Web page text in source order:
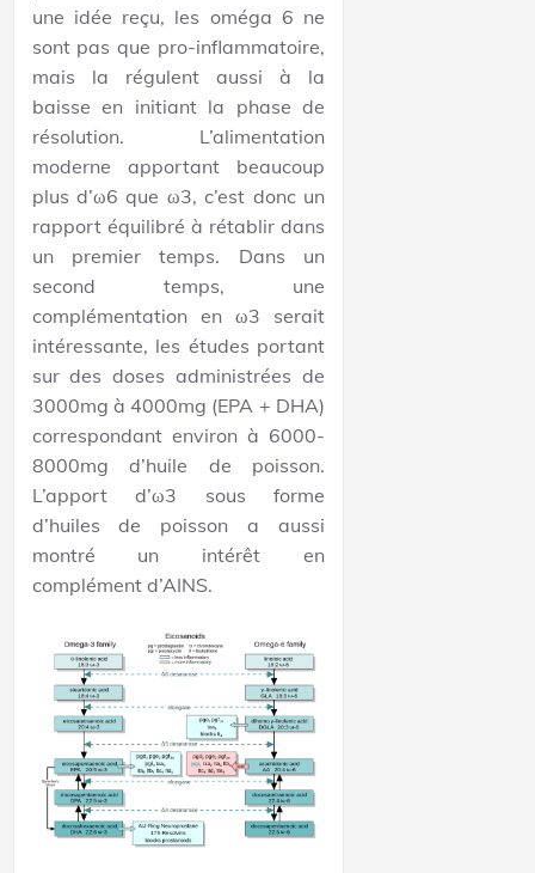
une idée reçu, les oméga 6 ne
sont pas que pro-inflammatoire,
mais la régulent aussi à la
baisse en initiant la phase de
résolution. L’alimentation
moderne apportant beaucoup
plus d’ω6 que ω3, c’est donc un
rapport équilibré à rétablir dans
un premier temps. Dans un
second temps, une
complémentation en ω3 serait
intéressante, les études portant
sur des doses administrées de
3000mg à 4000mg (EPA + DHA)
correspondant environ à 6000-
8000mg d’huile de poisson.
L’apport d’ω3 sous forme
d’huiles de poisson a aussi
montré un intérêt en
complément d’AINS.